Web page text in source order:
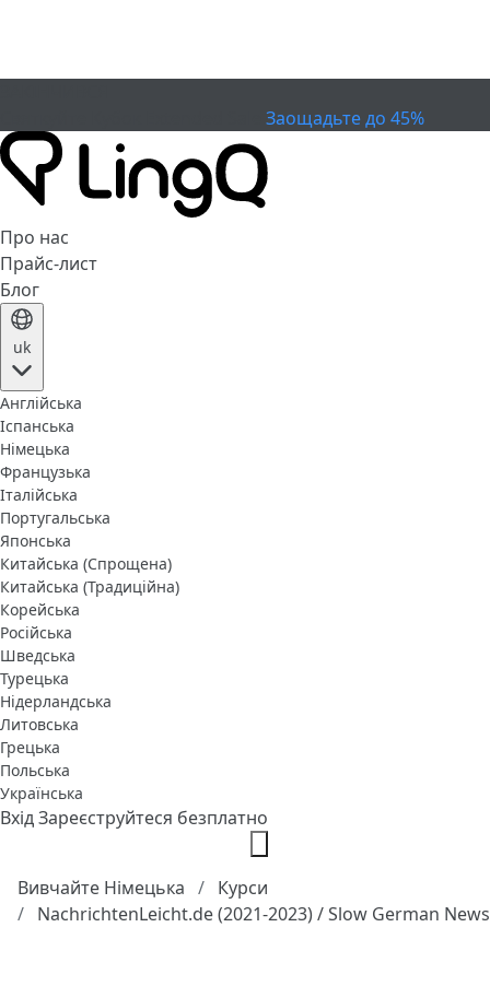
Заощадьте до 45%
Про нас
Прайс-лист
Блог
uk
Англійська
Іспанська
Німецька
Французька
Італійська
Португальська
Японська
Китайська (Спрощена)
Китайська (Традиційна)
Корейська
Російська
Шведська
Турецька
Нідерландська
Литовська
Грецька
Польська
Українська
ВхідЗареєструйтеся безплатно
Вивчайте Німецька
Курси
NachrichtenLeicht.de (2021-2023) / Slow German News